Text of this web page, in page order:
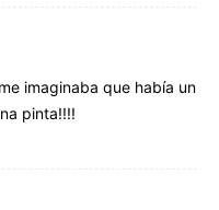
imaginaba que había un
pinta!!!!